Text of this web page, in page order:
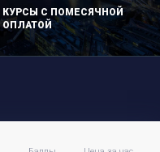
КУРСЫ С ПОМЕСЯЧНОЙ
ОПЛАТОЙ